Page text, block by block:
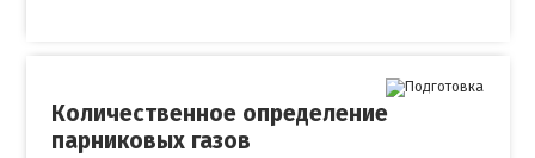
Количественное определение
парниковых газов